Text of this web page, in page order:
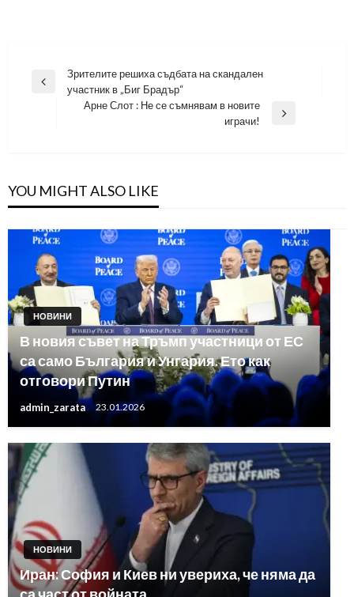
Навигация
Previous
Зрителите решиха съдбата на скандален
участник в „Биг Брадър“
Арне Слот : Не се съмнявам в новите
играчи!
YOU MIGHT ALSO LIKE
НОВИНИ
В новия съвет на Тръмп участници от ЕС
са само България и Унгария. Ето как
отговори Путин
admin_zarata 23.01.2026
НОВИНИ
Иран: София и Киев ни увериха, че няма да